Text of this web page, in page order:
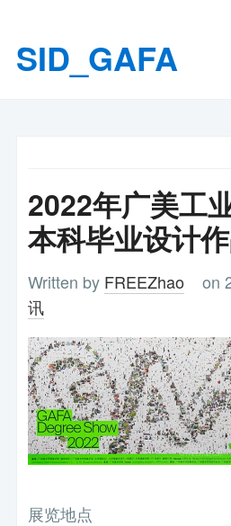
SID_GAFA
2022年广美工
本科毕业设计
Written by FREEZhao on
讯
展览地点